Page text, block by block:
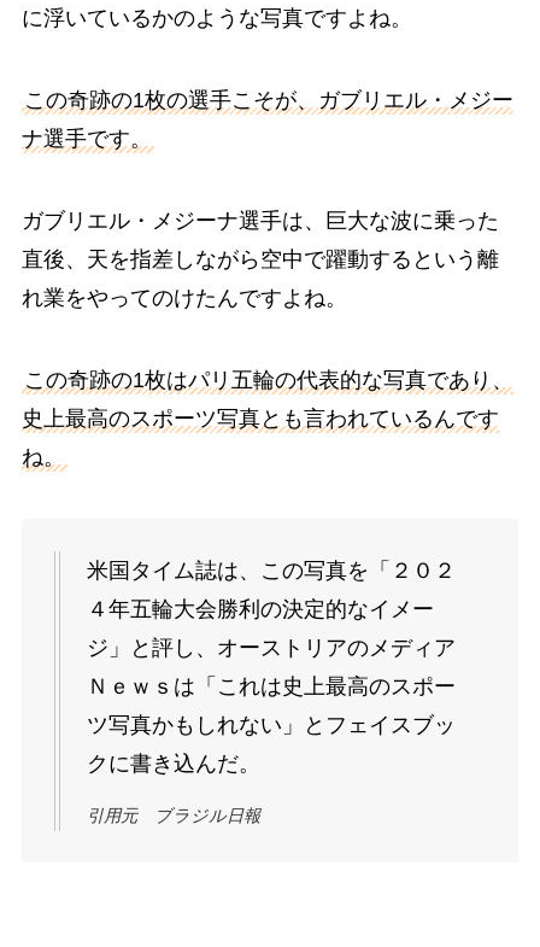
に浮いているかのような写真ですよね。
この奇跡の1枚の選手こそが、ガブリエル・メジー
ナ選手です。
ガブリエル・メジーナ選手は、巨大な波に乗った
直後、天を指差しながら空中で躍動するという離
れ業をやってのけたんですよね。
この奇跡の1枚はパリ五輪の代表的な写真であり、
史上最高のスポーツ写真とも言われているんです
ね。
米国タイム誌は、この写真を「２０２
４年五輪大会勝利の決定的なイメー
ジ」と評し、オーストリアのメディア
Ｎｅｗｓは「これは史上最高のスポー
ツ写真かもしれない」とフェイスブッ
クに書き込んだ。
引用元 ブラジル日報